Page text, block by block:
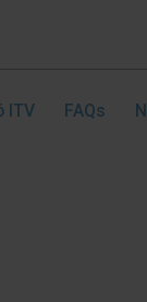
ITV FAQs